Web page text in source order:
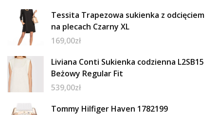
Tessita Trapezowa sukienka z odcięciem
na plecach Czarny XL
169,00zł
Liviana Conti Sukienka codzienna L2SB15
Beżowy Regular Fit
539,00zł
Tommy Hilfiger Haven 1782199